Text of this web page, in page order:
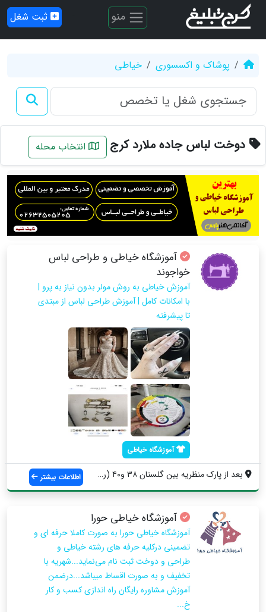
منو ثبت شغل
پوشاک و اکسسوری خیاطی
دوخت لباس جاده ملارد کرج انتخاب محله
آموزشگاه خیاطی و طراحی لباس
خواجوند
آموزش خیاطی به روش مولر بدون نیاز به پرو |
با امکانات کامل | آموزش طراحی لباس از مبتدی
تا پیشرفته
آموزشگاه خیاطی
بعد از پارک منظریه بین گلستان ۳۸ و۴۰ (رو... اطلاعات بیشتر
آموزشگاه خیاطی حورا
آموزشگاه خیاطی حورا به صورت کاملا حرفه ای و
تضمینی درکلیه حرفه های رشته خیاطی و
طراحی و دوخت ثبت نام می‌نماید...شهریه با
تخفیف و به صورت اقساط میباشد...درضمن
آموزش مشاوره رایگان راه اندازی کسب و کار
خ...